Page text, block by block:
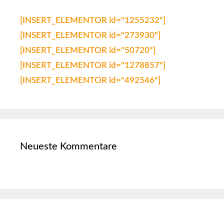
[INSERT_ELEMENTOR id="1255232"]
[INSERT_ELEMENTOR id="273930"]
[INSERT_ELEMENTOR id="50720"]
[INSERT_ELEMENTOR id="1278857"]
[INSERT_ELEMENTOR id="492546"]
Neueste Kommentare